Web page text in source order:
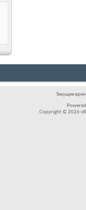
Текущее
Copyright © 2026